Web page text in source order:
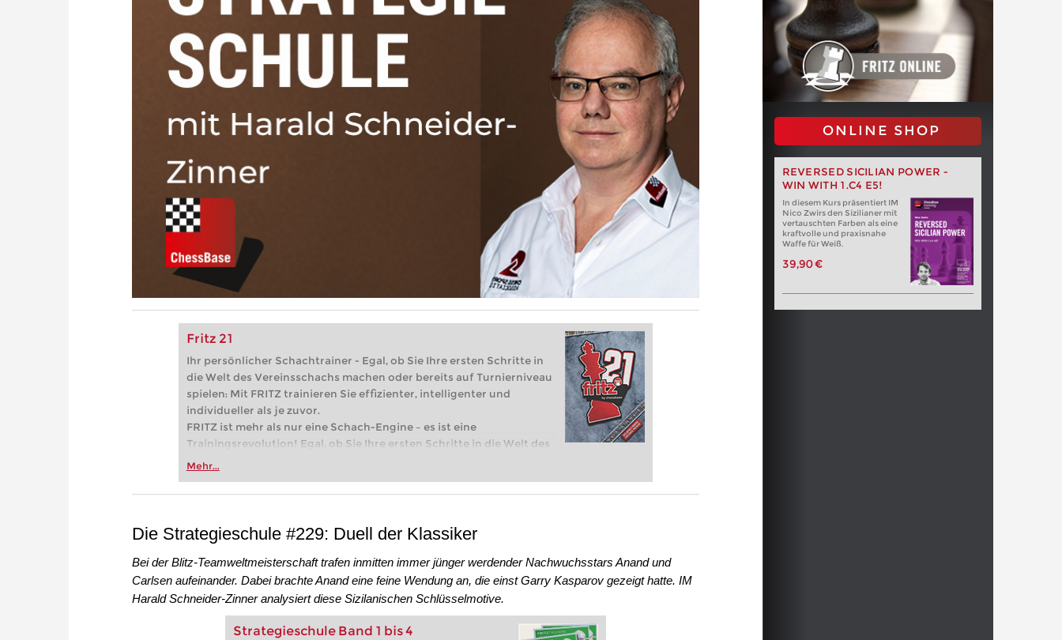
Fritz 21
Ihr persönlicher Schachtrainer - Egal, ob Sie Ihre ersten Schritte in
die Welt des Vereinsschachs machen oder bereits auf Turnierniveau
spielen: Mit FRITZ trainieren Sie effizienter, intelligenter und
individueller als je zuvor.
FRITZ ist mehr als nur eine Schach-Engine – es ist eine
Trainingsrevolution! Egal, ob Sie Ihre ersten Schritte in die Welt des
Vereinsschachs machen oder bereits auf Turnierniveau spielen: Mit
zuvor.
Mehr...
ONLINE SHOP
REVERSED SICILIAN POWER -
WIN WITH 1.C4 E5!
In diesem Kurs präsentiert IM
Nico Zwirs den Sizilianer mit
vertauschten Farben als eine
kraftvolle und praxisnahe
Waffe für Weiß.
39,90 €
Die Strategieschule #229: Duell der Klassiker
Bei der Blitz-Teamweltmeisterschaft trafen inmitten immer jünger werdender Nachwuchsstars Anand und
Carlsen aufeinander. Dabei brachte Anand eine feine Wendung an, die einst Garry Kasparov gezeigt hatte. IM
Harald Schneider-Zinner analysiert diese Sizilanischen Schlüsselmotive.
Strategieschule Band 1 bis 4